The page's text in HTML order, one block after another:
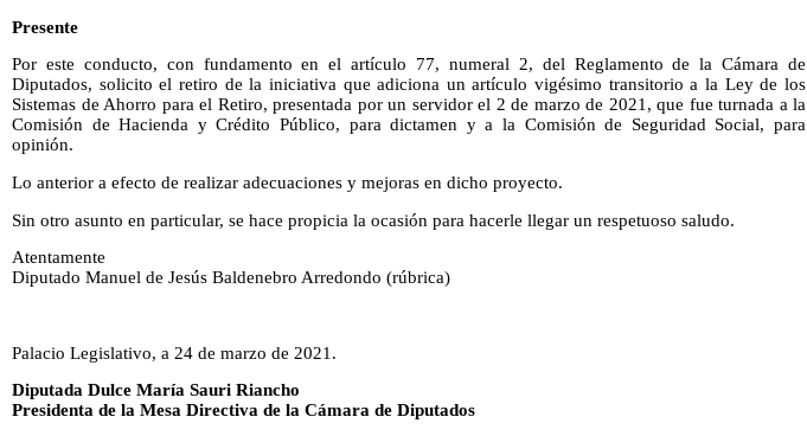
Presente
Por este conducto, con fundamento en el artículo 77, numeral 2, del Reglamento de la Cámara de
Diputados, solicito el retiro de la iniciativa que adiciona un artículo vigésimo transitorio a la Ley de los
Sistemas de Ahorro para el Retiro, presentada por un servidor el 2 de marzo de 2021, que fue turnada a la
Comisión de Hacienda y Crédito Público, para dictamen y a la Comisión de Seguridad Social, para
opinión.
Lo anterior a efecto de realizar adecuaciones y mejoras en dicho proyecto.
Sin otro asunto en particular, se hace propicia la ocasión para hacerle llegar un respetuoso saludo.
Atentamente
Diputado Manuel de Jesús Baldenebro Arredondo (rúbrica)
Palacio Legislativo, a 24 de marzo de 2021.
Diputada Dulce María Sauri Riancho
Presidenta de la Mesa Directiva de la Cámara de Diputados